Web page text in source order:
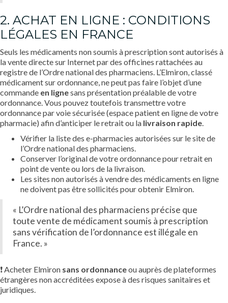
2. ACHAT EN LIGNE : CONDITIONS
LÉGALES EN FRANCE
Seuls les médicaments non soumis à prescription sont autorisés à
la vente directe sur Internet par des officines rattachées au
registre de l’Ordre national des pharmaciens. L’Elmiron, classé
médicament sur ordonnance, ne peut pas faire l’objet d’une
commande en lignesans présentation préalable de votre
ordonnance. Vous pouvez toutefois transmettre votre
ordonnance par voie sécurisée (espace patient en ligne de votre
pharmacie) afin d’anticiper le retrait ou la livraison rapide.
Vérifier la liste des e-pharmacies autorisées sur le site de
l’Ordre national des pharmaciens.
Conserver l’original de votre ordonnance pour retrait en
point de vente ou lors de la livraison.
Les sites non autorisés à vendre des médicaments en ligne
ne doivent pas être sollicités pour obtenir Elmiron.
« L’Ordre national des pharmaciens précise que
toute vente de médicament soumis à prescription
sans vérification de l’ordonnance est illégale en
France. »
❗ Acheter Elmiron sans ordonnanceou auprès de plateformes
étrangères non accréditées expose à des risques sanitaires et
juridiques.